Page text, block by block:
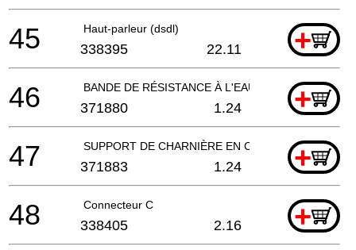
Haut-parleur (dsdl) +
45 338395 22.11
BANDE DE RÉSISTANCE À L'EAU F +
46 371880 1.24
SUPPORT DE CHARNIÈRE EN CAOUTCHOUC
+
47 371883 1.24
Connecteur C +
48 338405 2.16